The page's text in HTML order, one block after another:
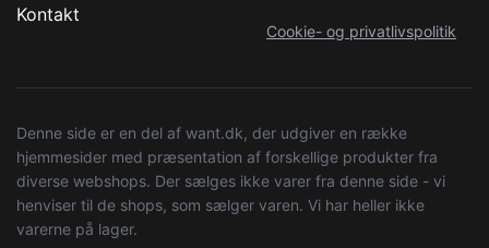
Kontakt
Cookie- og privatlivspolitik
Denne side er en del af want.dk, der udgiver en række
hjemmesider med præsentation af forskellige produkter fra
diverse webshops. Der sælges ikke varer fra denne side - vi
henviser til de shops, som sælger varen. Vi har heller ikke
varerne på lager.